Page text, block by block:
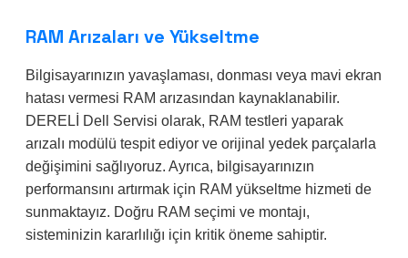
RAM Arızaları ve Yükseltme
Bilgisayarınızın yavaşlaması, donması veya mavi ekran
hatası vermesi RAM arızasından kaynaklanabilir.
DERELİ Dell Servisi olarak, RAM testleri yaparak
arızalı modülü tespit ediyor ve orijinal yedek parçalarla
değişimini sağlıyoruz. Ayrıca, bilgisayarınızın
performansını artırmak için RAM yükseltme hizmeti de
sunmaktayız. Doğru RAM seçimi ve montajı,
sisteminizin kararlılığı için kritik öneme sahiptir.